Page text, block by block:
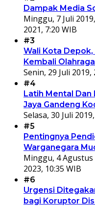
Dampak Media
Minggu, 7 Juli
2021, 7:20 WIB
#3
Wali Kota
Kembali
Senin, 29 Juli 2019,
#4
Latih Mental Dan
Jaya Gandeng
Selasa, 30 Juli
#5
Pentingnya
Warganegara
Minggu, 4 Agustus
2023, 10:35 WIB
#6
Urgensi
bagi Koruptor